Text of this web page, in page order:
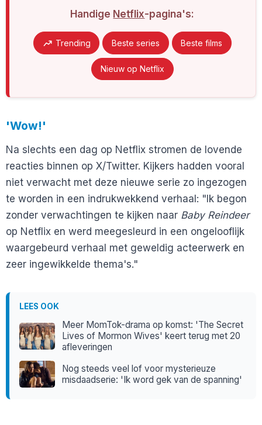
Handige Netflix-pagina's:
Trending Beste series Beste films
Nieuw op Netflix
'Wow!'
Na slechts een dag op Netflix stromen de lovende
reacties binnen op X/Twitter. Kijkers hadden vooral
niet verwacht met deze nieuwe serie zo ingezogen
te worden in een indrukwekkend verhaal: "Ik begon
zonder verwachtingen te kijken naar Baby Reindeer
op Netflix en werd meegesleurd in een ongelooflijk
waargebeurd verhaal met geweldig acteerwerk en
zeer ingewikkelde thema's."
LEES OOK
Meer MomTok-drama op komst: 'The Secret
Lives of Mormon Wives' keert terug met 20
afleveringen
Nog steeds veel lof voor mysterieuze
misdaadserie: 'Ik word gek van de spanning'